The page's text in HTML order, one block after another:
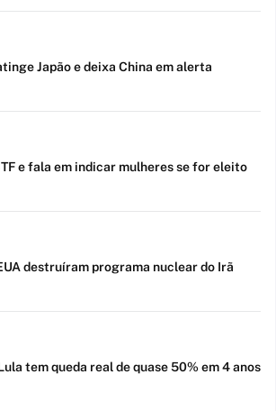
Japão e deixa China em alerta
e fala em indicar mulheres se for eleito
destruíram programa nuclear do Irã
tem queda real de quase 50% em 4 anos